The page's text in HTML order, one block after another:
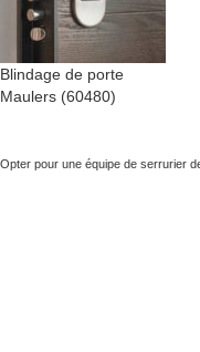
Blindage de porte
Maulers (60480)
Opter pour une équipe de serrurier